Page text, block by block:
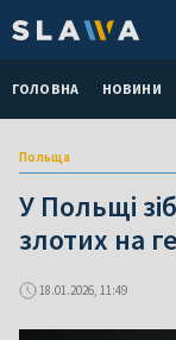
ГОЛОВНА НОВИНИ
Польща
У Польщі
злотих на
18.01.2026, 11:49